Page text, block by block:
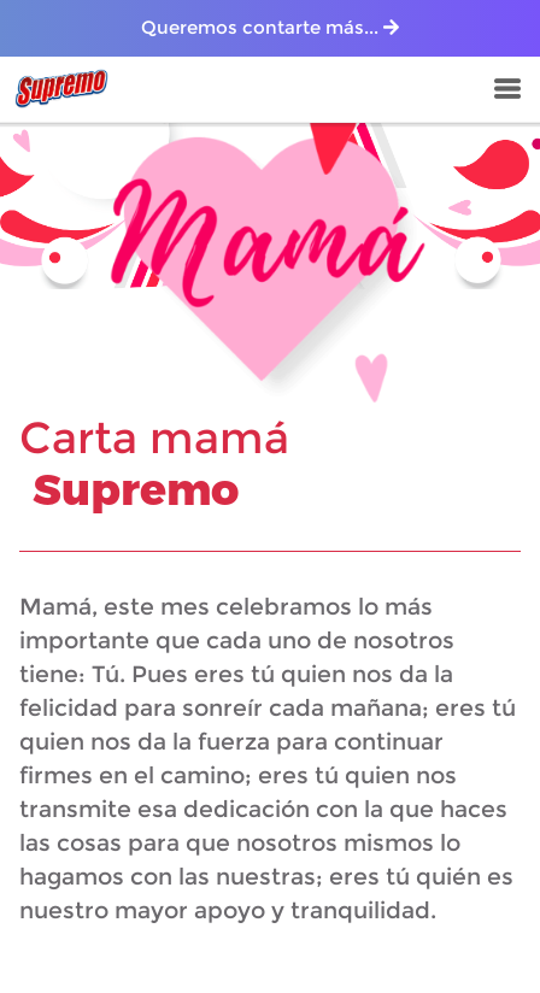
Queremos contarte más...
Carta mamá
Supremo
Mamá, este mes celebramos lo más
importante que cada uno de nosotros
tiene: Tú. Pues eres tú quien nos da la
felicidad para sonreír cada mañana; eres tú
quien nos da la fuerza para continuar
firmes en el camino; eres tú quien nos
transmite esa dedicación con la que haces
las cosas para que nosotros mismos lo
hagamos con las nuestras; eres tú quién es
nuestro mayor apoyo y tranquilidad.